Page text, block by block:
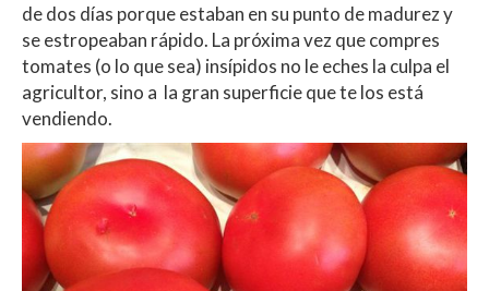
de dos días porque estaban en su punto de madurez y
se estropeaban rápido. La próxima vez que compres
tomates (o lo que sea) insípidos no le eches la culpa el
agricultor, sino a la gran superficie que te los está
vendiendo.